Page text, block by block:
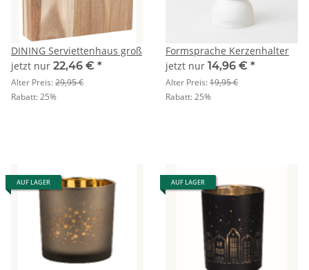
DINING Serviettenhaus groß
jetzt nur 22,46 € *
Alter Preis:29,95 €
Rabatt:25%
Formsprache Kerzenhalter
jetzt nur 14,96 € *
Alter Preis:19,95 €
Rabatt:25%
AUF LAGER AUF LAGER